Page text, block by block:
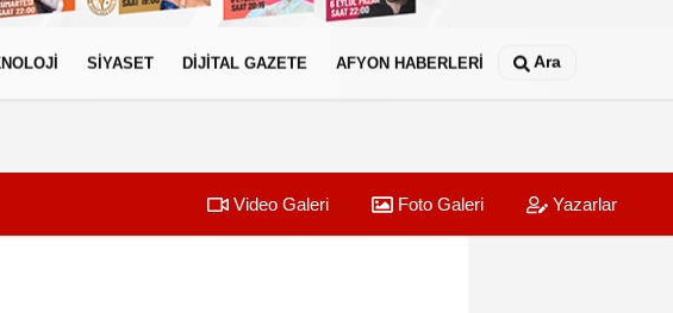
SİYASET DİJİTAL GAZETE AFYON HABERLERİ Ara
Video Galeri Foto Galeri Yazarlar